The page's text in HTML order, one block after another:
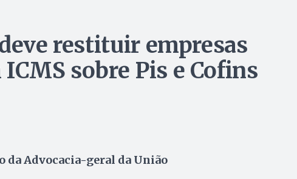
restituir empresas
sobre Pis e Cofins
da Advocacia-geral da União